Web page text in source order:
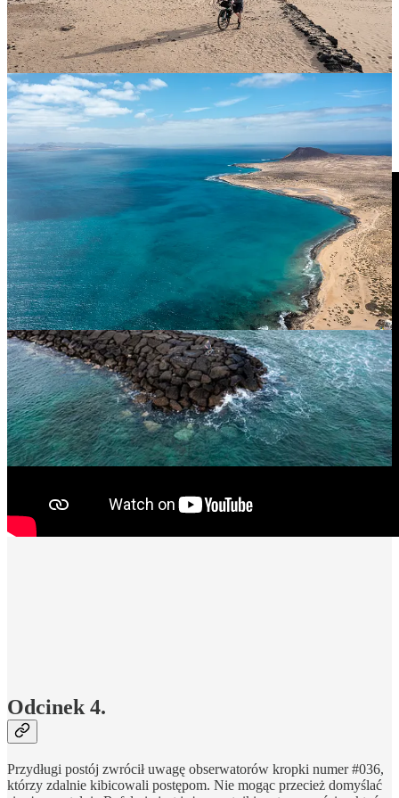
Odcinek 3.
If you’re a strong rider, you can still finish this race in time - Bruno
Ferraro to był faworytem wyścigu BADLANDS, skończył
poprzednią edycję na drugim miejscu i wielokrotnie finiszował w
Transiberica i TCR. Jego obecność i te słowa podniosły mnie na
duchu, ale czy zasługuję na miano silnego kolarza?
Odcinek 4.
Przydługi postój zwrócił uwagę obserwatorów kropki numer #036,
którzy zdalnie kibicowali postępom. Nie mogąc przecież domyślać